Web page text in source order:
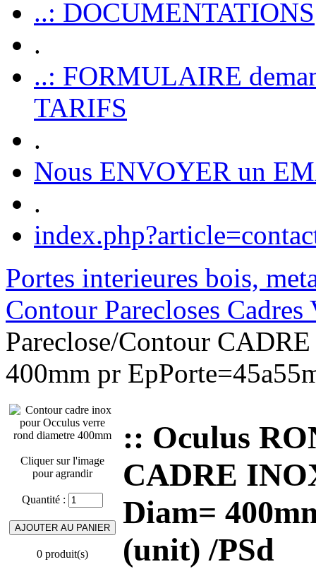
..: DOCUMENTATIONS
.
..: FORMULAIRE
TARIFS
.
Nous ENVOYER un
.
Portes interieures bois,
Contour Parecloses Cadres
Pareclose/Contour
400mm pr
Cliquer sur l'image
pour agrandir
Quantité :
0 produit(s)
:: Oculus
CADRE
Diam=
(unit) /PSd